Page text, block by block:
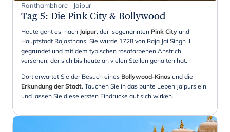
Ranthambhore - Jaipur
Tag 5: Die Pink City & Bollywood
Heute geht es nach Jaipur, der sogenannten Pink City und
Hauptstadt Rajasthans. Sie wurde 1728 von Raja Jai Singh II
gegründet und mit dem typischen rosafarbenen Anstrich
versehen, der sich bis heute an vielen Stellen gehalten hat.
Dort erwartet Sie der Besuch eines Bollywood-Kinos und die
Erkundung der Stadt. Tauchen Sie in das bunte Leben Jaipurs ein
und lassen Sie diese ersten Eindrücke auf sich wirken.